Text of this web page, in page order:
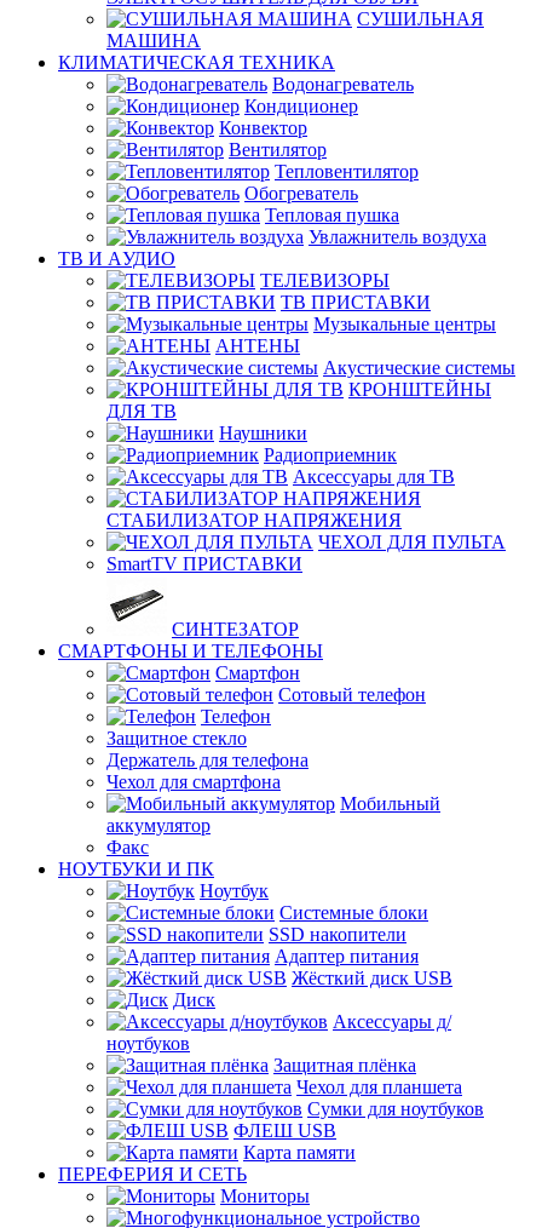
СУШИЛЬНАЯ
МАШИНА
КЛИМАТИЧЕСКАЯ ТЕХНИКА
Водонагреватель
Кондиционер
Конвектор
Вентилятор
Тепловентилятор
Обогреватель
Тепловая пушка
Увлажнитель воздуха
ТВ И AУДИО
ТЕЛЕВИЗОРЫ
ТВ ПРИСТАВКИ
Музыкальные центры
АНТЕНЫ
Акустические системы
КРОНШТЕЙНЫ
ДЛЯ ТВ
Наушники
Радиоприемник
Аксессуары для ТВ
СТАБИЛИЗАТОР НАПРЯЖЕНИЯ
ЧЕХОЛ ДЛЯ ПУЛЬТА
SmartTV ПРИСТАВКИ
СИНТЕЗАТОР
СМАРТФОНЫ И ТЕЛЕФОНЫ
Смартфон
Сотовый телефон
Телефон
Защитное стекло
Держатель для телефона
Чехол для смартфона
Мобильный
аккумулятор
Факс
НОУТБУКИ И ПК
Ноутбук
Системные блоки
SSD накопители
Адаптер питания
Жёсткий диск USB
Диск
Аксессуары д/
ноутбуков
Защитная плёнка
Чехол для планшета
Сумки для ноутбуков
ФЛЕШ USB
Карта памяти
ПЕРЕФЕРИЯ И СЕТЬ
Мониторы